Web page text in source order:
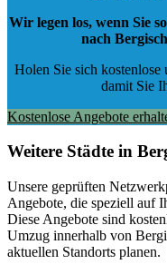
Wir legen los, wenn Sie
nach
Holen Sie sich kostenlose
damit Sie
Kostenlose Angebote
Weitere Städte in
Unsere geprüften
Angebote, die speziell auf
Diese Angebote sind
Umzug innerhalb von
aktuellen Standorts planen.